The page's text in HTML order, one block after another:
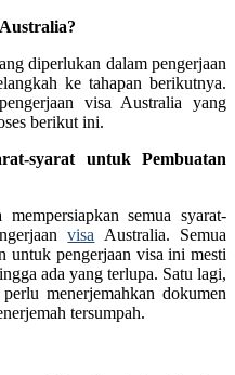
diperlukan dalam pengerjaan
ke tahapan berikutnya.
visa Australia yang
berikut ini.
syarat untuk Pembuatan
semua syarat-
visa Australia. Semua
untuk pengerjaan visa ini mesti
ada yang terlupa. Satu lagi,
menerjemahkan dokumen
tersumpah.